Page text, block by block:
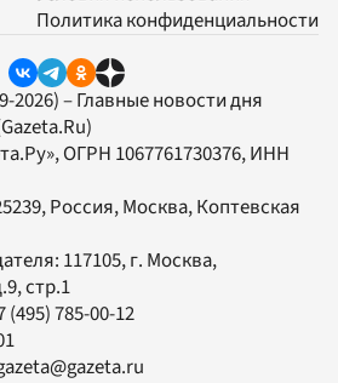
Политика конфиденциальности
2026) – Главные новости дня
, ОГРН 1067761730376, ИНН
Россия, Москва, Коптевская
117105, г. Москва,
стр.1
(495) 785-00-12